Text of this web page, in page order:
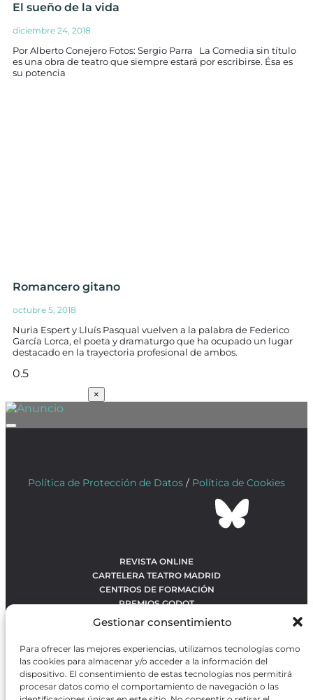
Gestionar consentimiento
Para ofrecer las mejores experiencias, utilizamos tecnologías como
las cookies para almacenar y/o acceder a la información del
dispositivo. El consentimiento de estas tecnologías nos permitirá
procesar datos como el comportamiento de navegación o las
El sueño de la vida
diciembre 24, 2018
Por Alberto Conejero Fotos: Sergio Parra La Comedia sin título
es una obra de teatro que siempre estará por escribirse. Ésa es
su potencia
Romancero gitano
octubre 5, 2018
Nuria Espert y Lluís Pasqual vuelven a la palabra de Federico
García Lorca, el poeta y dramaturgo que ha ocupado un lugar
destacado en la trayectoria profesional de ambos.
×
Política de Protección de Datos / Política de Cookies
REVISTA ONLINE
CARTELERA TEATRO MADRID
CENTROS DE FORMACIÓN
PREMIOS GODOT
CONTACTO
OBRAS MÁS VOTADAS
RANKING MEJORES OBRAS
BÚSQUEDA AVANZADA DE OBRAS